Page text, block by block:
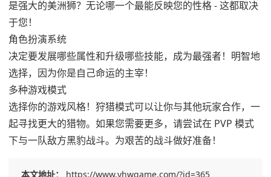
是强大的美洲狮？无论哪一个最能反映您的性格 - 这都取决
于您！
角色扮演系统
决定要发展哪些属性和升级哪些技能，成为最强者！明智地
选择，因为你是自己命运的主宰！
多种游戏模式
选择你的游戏风格！狩猎模式可以让你与其他玩家合作，一
起寻找更大的猎物。如果您需要更多，请尝试在 PVP 模式
下与一队敌方黑豹战斗。为艰苦的战斗做好准备！
本文地址：
https://www.yhwgame.com/?id=365